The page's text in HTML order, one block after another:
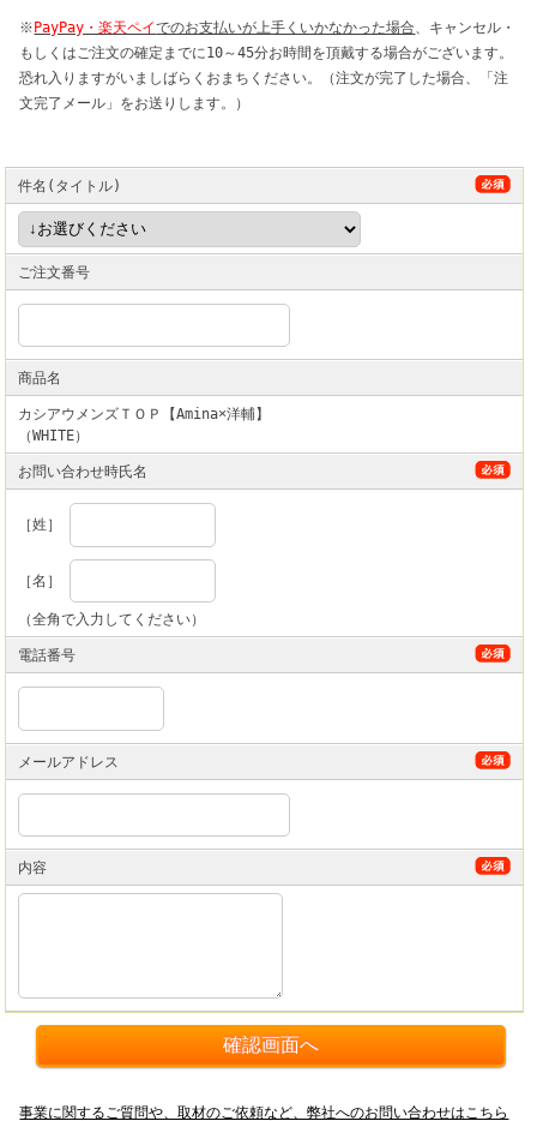
※ PayPay・楽天ペイでのお支払いが上手くいかなかった場合、キャンセル・
もしくはご注文の確定までに10～45分お時間を頂戴する場合がございます。
恐れ入りますがいましばらくおまちください。（注文が完了した場合、「注
文完了メール」をお送りします。）
件名(タイトル)
ご注文番号
商品名
カシアウメンズＴＯＰ【Amina×洋輔】
（WHITE）
お問い合わせ時氏名
［姓］
［名］
（全角で入力してください）
電話番号
メールアドレス
内容
事業に関するご質問や、取材のご依頼など、弊社へのお問い合わせはこちら